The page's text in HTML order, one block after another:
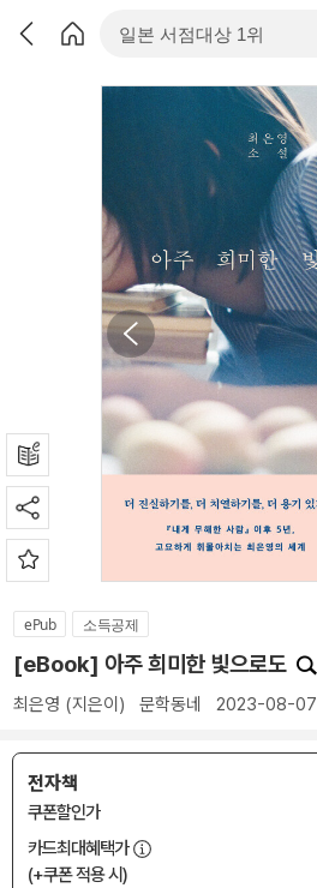
ePub 소득공제
[eBook] 아주 희미한 빛으로도
최은영 (지은이) 문학동네 2023-08-07
전자책
쿠폰할인가
카드최대혜택가
(+쿠폰 적용 시)